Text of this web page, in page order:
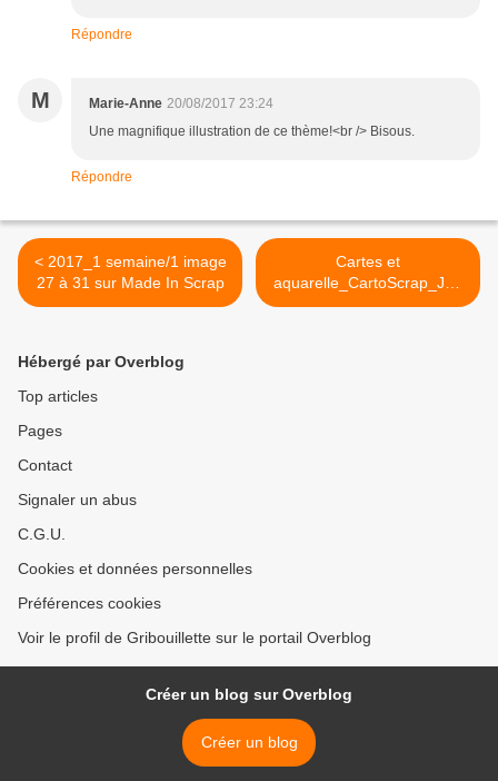
Répondre
M Marie-Anne 20/08/2017 23:24
Une magnifique illustration de ce thème!<br /> Bisous.
Répondre
< 2017_1 semaine/1 image
27 à 31 sur Made In Scrap
Cartes et
aquarelle_CartoScrap_Jeu
de l'été
Hébergé par Overblog
Top articles
Pages
Contact
Signaler un abus
C.G.U.
Cookies et données personnelles
Préférences cookies
Voir le profil de Gribouillette sur le portail Overblog
Créer un blog sur Overblog
Créer un blog